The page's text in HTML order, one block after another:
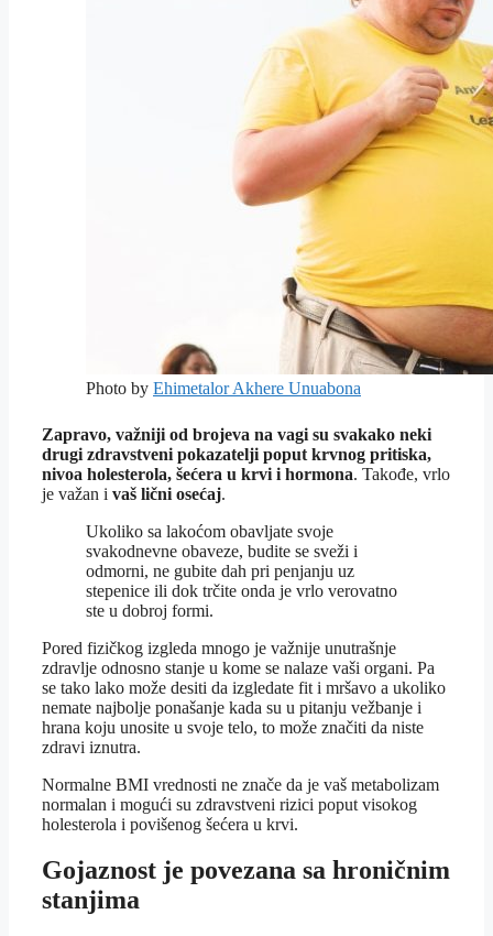
Photo by Ehimetalor Akhere Unuabona
Zapravo, važniji od brojeva na vagi su svakako neki
drugi zdravstveni pokazatelji poput krvnog pritiska,
nivoa holesterola, šećera u krvi i hormona. Takođe, vrlo
je važan i vaš lični osećaj.
Ukoliko sa lakoćom obavljate svoje
svakodnevne obaveze, budite se sveži i
odmorni, ne gubite dah pri penjanju uz
stepenice ili dok trčite onda je vrlo verovatno
ste u dobroj formi.
Pored fizičkog izgleda mnogo je važnije unutrašnje
zdravlje odnosno stanje u kome se nalaze vaši organi. Pa
se tako lako može desiti da izgledate fit i mršavo a ukoliko
nemate najbolje ponašanje kada su u pitanju vežbanje i
hrana koju unosite u svoje telo, to može značiti da niste
zdravi iznutra.
Normalne BMI vrednosti ne znače da je vaš metabolizam
normalan i mogući su zdravstveni rizici poput visokog
holesterola i povišenog šećera u krvi.
Gojaznost je povezana sa hroničnim
stanjima